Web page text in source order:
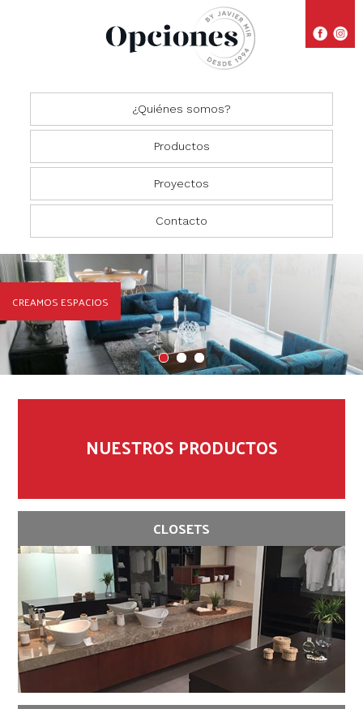
¿Quiénes somos?
Productos
Closets
Comedores
Cocinas
Salas
Recámaras
Proyectos
Residencial
Oficinas
Comercial
Contacto
CREAMOS ESPACIOS
NUESTROS PRODUCTOS
CLOSETS